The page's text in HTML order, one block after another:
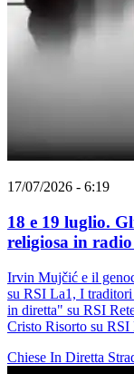
17/07/2026 - 6:19
18 e 19 luglio.
religiosa in
Irvin Mujčić e il
su RSI La1, I
in diretta" su RSI
Cristo Risorto su RSI
Chiese In Diretta